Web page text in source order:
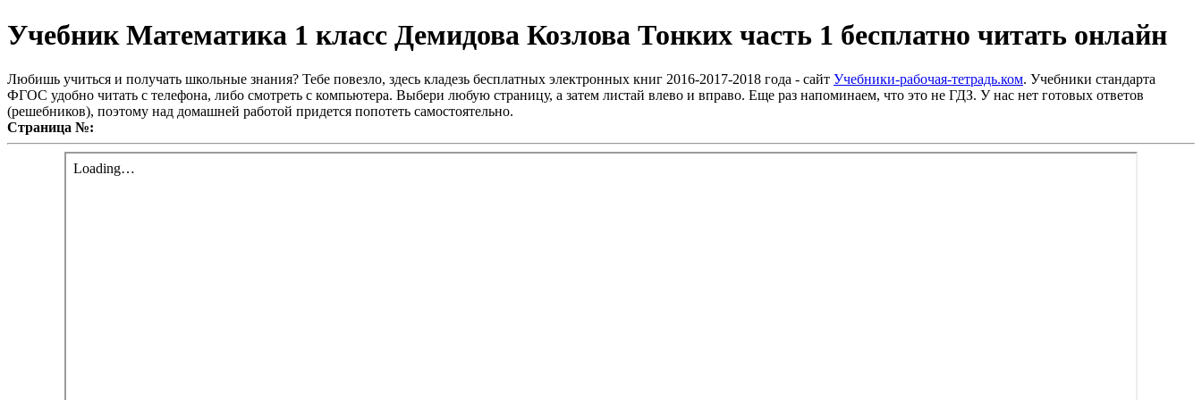
Учебник Математика 1 класс Демидова Козлова Тонких часть 1 бесплатно читать онлайн
Любишь учиться и получать школьные знания? Тебе повезло, здесь кладезь бесплатных электронных книг 2016-2017-2018 года - сайт Учебники-рабочая-тетрадь.ком. Учебники стандарта
ФГОС удобно читать с телефона, либо смотреть с компьютера. Выбери любую страницу, а затем листай влево и вправо. Еще раз напоминаем, что это не ГДЗ. У нас нет готовых ответов
(решебников), поэтому над домашней работой придется попотеть самостоятельно.
Страница №: